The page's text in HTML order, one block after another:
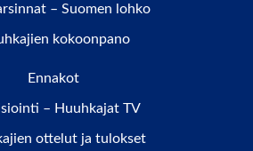
– Suomen lohko
kokoonpano
Ennakot
– Huuhkajat TV
ottelut ja tulokset